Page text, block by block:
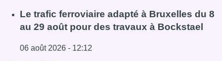
Lire l'article Éclipse solaire du 12 août : comment
Le trafic ferroviaire adapté à Bruxelles du 8
au 29 août pour des travaux à Bockstael
06 août 2026 - 12:12